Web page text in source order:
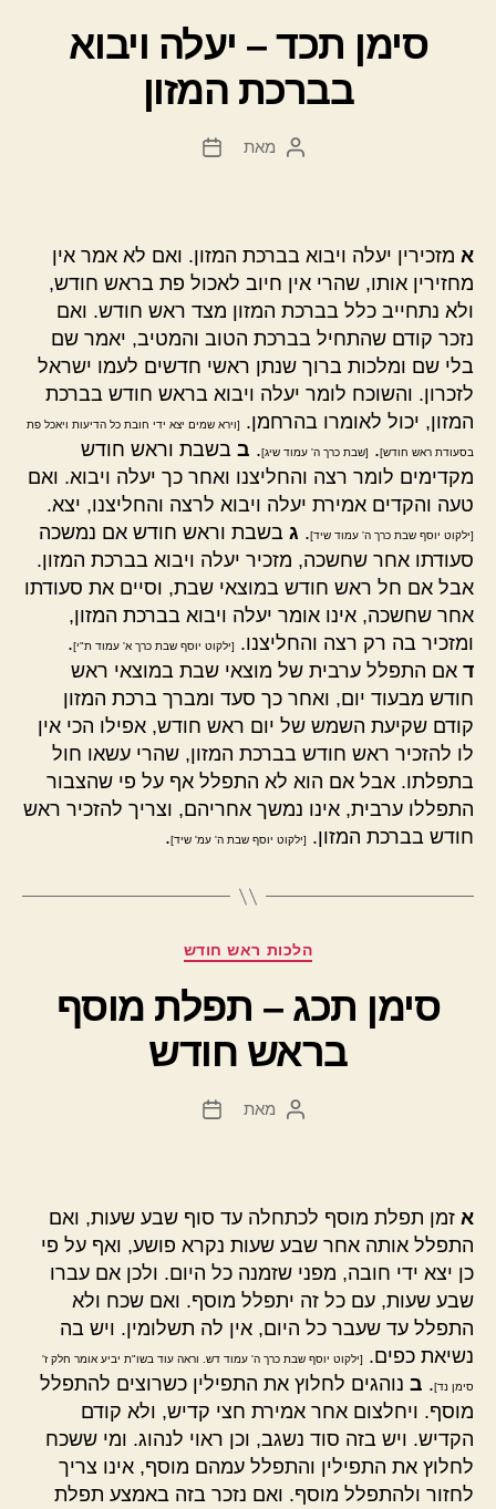
סימן תכד – יעלה ויבוא
בברכת המזון
המחבר
מאת
תאריך
א מזכירין יעלה ויבוא בברכת המזון. ואם לא אמר אין
מחזירין אותו, שהרי אין חיוב לאכול פת בראש חודש,
ולא נתחייב כלל בברכת המזון מצד ראש חודש. ואם
נזכר קודם שהתחיל בברכת הטוב והמטיב, יאמר שם
בלי שם ומלכות ברוך שנתן ראשי חדשים לעמו ישראל
לזכרון. והשוכח לומר יעלה ויבוא בראש חודש בברכת
המזון, יכול לאומרו בהרחמן.
[וירא שמים יצא ידי חובת כל הדיעות ויאכל פת
בסעודת ראש חודש]. [שבת כרך ה' עמוד שיג]. ב בשבת וראש חודש
מקדימים לומר רצה והחליצנו ואחר כך יעלה ויבוא. ואם
טעה והקדים אמירת יעלה ויבוא לרצה והחליצנו, יצא.
[ילקוט יוסף שבת כרך ה' עמוד שיד]. ג בשבת וראש חודש אם נמשכה
סעודתו אחר שחשכה, מזכיר יעלה ויבוא בברכת המזון.
אבל אם חל ראש חודש במוצאי שבת, וסיים את סעודתו
אחר שחשכה, אינו אומר יעלה ויבוא בברכת המזון,
ומזכיר בה רק רצה והחליצנו.
[ילקוט יוסף שבת כרך א' עמוד ת"י].
ד אם התפלל ערבית של מוצאי שבת במוצאי ראש
חודש מבעוד יום, ואחר כך סעד ומברך ברכת המזון
קודם שקיעת השמש של יום ראש חודש, אפילו הכי אין
לו להזכיר ראש חודש בברכת המזון, שהרי עשאו חול
בתפלתו. אבל אם הוא לא התפלל אף על פי שהצבור
התפללו ערבית, אינו נמשך אחריהם, וצריך להזכיר ראש
חודש בברכת המזון.
[ילקוט יוסף שבת ה' עמ' שיד].
קטגוריות
הלכות ראש חודש
סימן תכג – תפלת מוסף
בראש חודש
המחבר
מאת
תאריך
א זמן תפלת מוסף לכתחלה עד סוף שבע שעות, ואם
התפלל אותה אחר שבע שעות נקרא פושע, ואף על פי
כן יצא ידי חובה, מפני שזמנה כל היום. ולכן אם עברו
שבע שעות, עם כל זה יתפלל מוסף. ואם שכח ולא
התפלל עד שעבר כל היום, אין לה תשלומין. ויש בה
נשיאת כפים.
[ילקוט יוסף שבת כרך ה' עמוד דש. וראה עוד בשו"ת יביע אומר חלק ז'
סימן נד]. ב נוהגים לחלוץ את התפילין כשרוצים להתפלל
מוסף. ויחלצום אחר אמירת חצי קדיש, ולא קודם
הקדיש. ויש בזה סוד נשגב, וכן ראוי לנהוג. ומי ששכח
לחלוץ את התפילין והתפלל עמהם מוסף, אינו צריך
לחזור ולהתפלל מוסף. ואם נזכר בזה באמצע תפלת